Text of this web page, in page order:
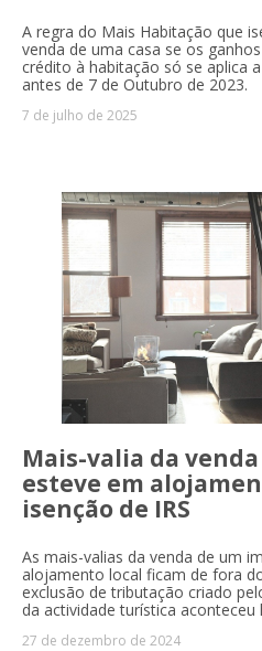
A regra do Mais Habitação que
venda de uma casa se os
crédito à habitação só se aplica
antes de 7 de Outubro de 2023.
7 de julho de 2025
Mais-valia da
esteve em
isenção de IRS
As mais-valias da venda de um
alojamento local ficam de fora
exclusão de tributação criado
da actividade turística
27 de dezembro de 2024